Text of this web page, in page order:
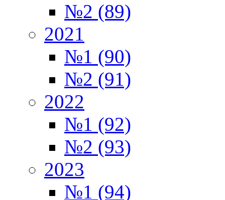
№2 (89)
2021
№1 (90)
№2 (91)
2022
№1 (92)
№2 (93)
2023
№1 (94)